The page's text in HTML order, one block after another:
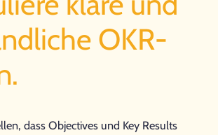
OKR-
dass Objectives und Key Results